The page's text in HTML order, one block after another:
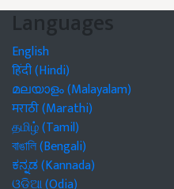
Languages
English
हिंदी (Hindi)
മലയാളം (Malayalam)
मराठी (Marathi)
தமிழ் (Tamil)
বাঙালি (Bengali)
ಕನ್ನಡ (Kannada)